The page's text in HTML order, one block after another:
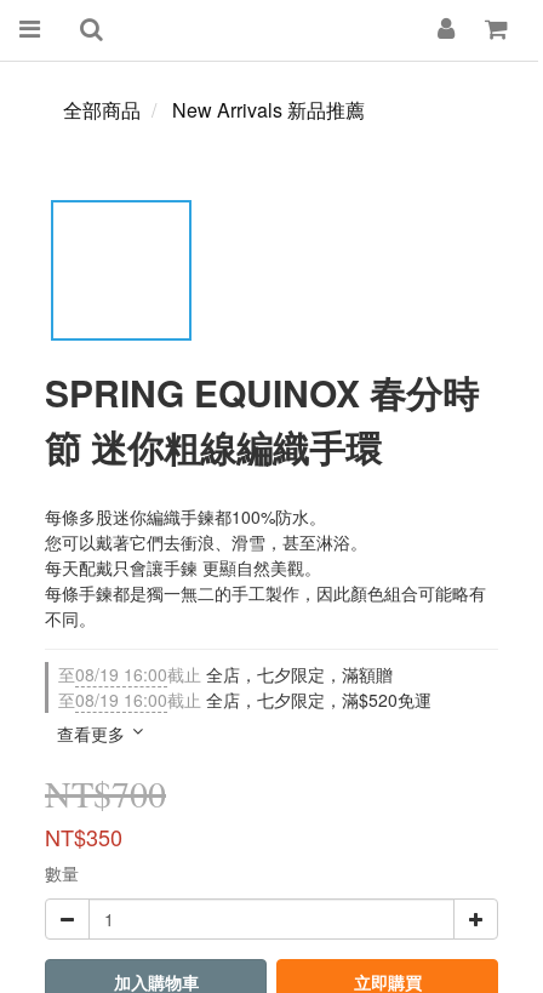
全部商品 New Arrivals 新品推薦
SPRING EQUINOX 春分時
節 迷你粗線編織手環
每條多股迷你編織手鍊都100%防水。
您可以戴著它們去衝浪、滑雪，甚至淋浴。
每天配戴只會讓手鍊 更顯自然美觀。
每條手鍊都是獨一無二的手工製作，因此顏色組合可能略有
不同。
至08/19 16:00截止 全店，七夕限定，滿額贈
至08/19 16:00截止 全店，七夕限定，滿$520免運
查看更多
NT$700
NT$350
數量
加入購物車 立即購買